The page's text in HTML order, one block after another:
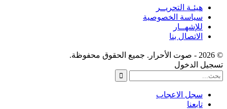
هيئـة التحريــر
سياسة الخصوصية
للإشهــار
الاتصال بنا
© 2026 - صوت الأحرار. جميع الحقوق محفوظة.
تسجيل الدخول
سجل الاعجاب
تابعنا